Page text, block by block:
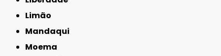
Limão
Mandaqui
Moema